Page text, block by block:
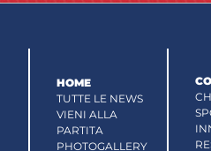
HOME
TUTTE LE NEWS
VIENI ALLA
PARTITA
PHOTOGALLERY